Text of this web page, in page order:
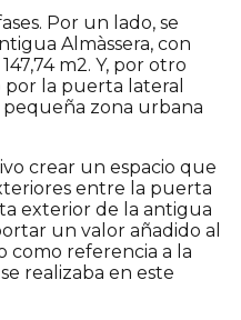
Por un lado, se
Almàssera, con
m2. Y, por otro
por la puerta lateral
zona urbana
crear un espacio que
entre la puerta
exterior de la antigua
un valor añadido al
como referencia a la
realizaba en este